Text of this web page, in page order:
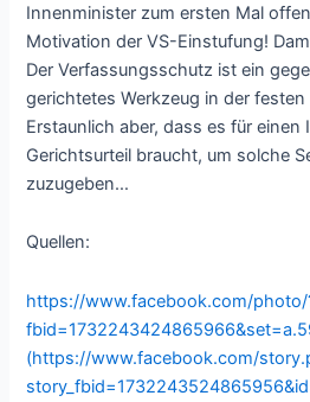
Innenminister zum ersten Mal
Motivation der VS-Einstufung!
Der Verfassungsschutz ist ein
gerichtetes Werkzeug in der
Erstaunlich aber, dass es für einen
Gerichtsurteil braucht, um solche
zuzugeben…
Quellen:
https://www.facebook.com/photo/
(https://www.facebook.com/